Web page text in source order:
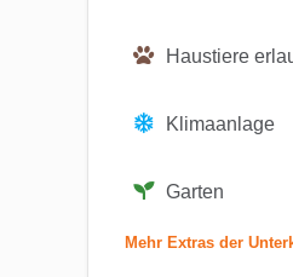
Haustiere
Klimaanlage
Garten
Mehr Extras der